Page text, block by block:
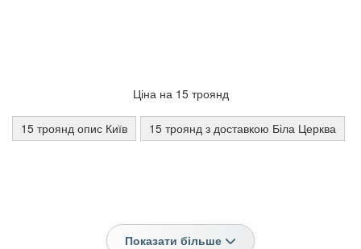
Ціна на 15 троянд
15 троянд опис Київ 15 троянд з доставкою Біла Церква
Показати більше